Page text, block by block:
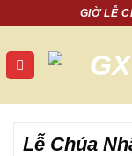
nội
dung
GIỜ LỄ
Lễ Chúa